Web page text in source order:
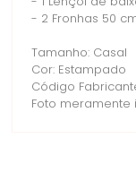
- 2 Fronhas 50
Tamanho: Casal
Cor: Estampado
Código
Foto meramente